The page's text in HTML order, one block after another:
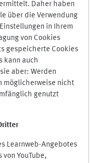
Daher haben
über die Verwendung
in Ihrem
von Cookies
gespeicherte Cookies
kann auch
aber: Werden
möglicherweise nicht
genutzt
Learnweb-Angebotes
YouTube,